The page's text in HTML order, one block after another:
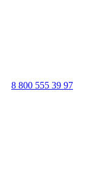
8 800 555 39 97